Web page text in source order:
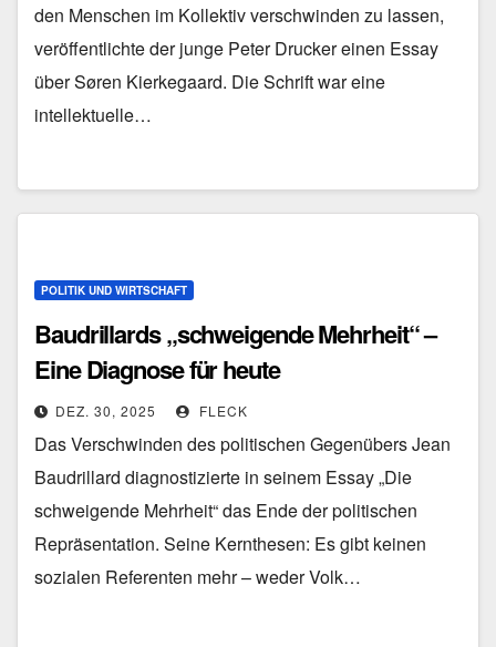
den Menschen im Kollektiv verschwinden zu lassen,
veröffentlichte der junge Peter Drucker einen Essay
über Søren Kierkegaard. Die Schrift war eine
intellektuelle…
POLITIK UND WIRTSCHAFT
Baudrillards „schweigende Mehrheit“ –
Eine Diagnose für heute
DEZ. 30, 2025 FLECK
Das Verschwinden des politischen Gegenübers Jean
Baudrillard diagnostizierte in seinem Essay „Die
schweigende Mehrheit“ das Ende der politischen
Repräsentation. Seine Kernthesen: Es gibt keinen
sozialen Referenten mehr – weder Volk…